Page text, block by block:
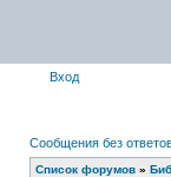
Вход
Сообщения без
Список форумов »